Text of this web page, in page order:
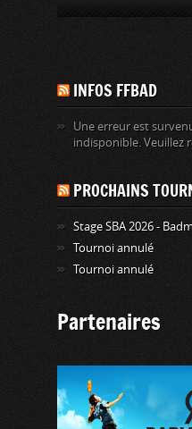
INFOS FFBAD
Une erreur est
indisponible. Veuillez
PROCHAINS
Stage SBA 2026 -
Tournoi annulé
Tournoi annulé
Partenaires